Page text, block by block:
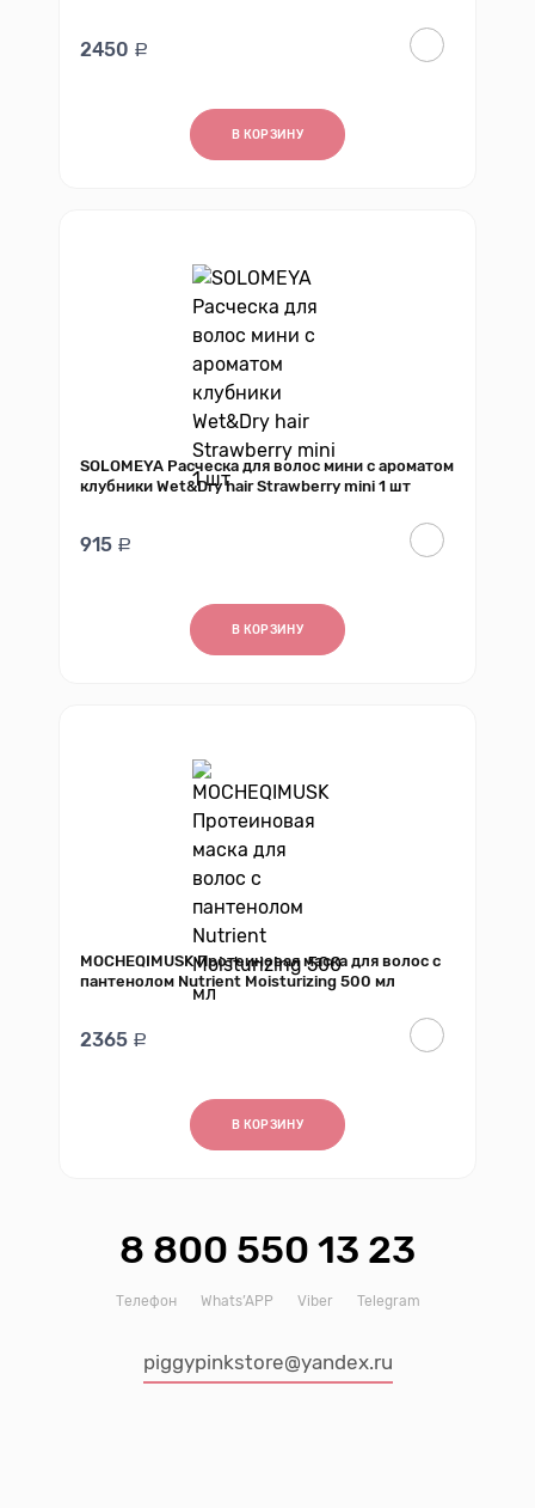
2450
В КОРЗИНУ
SOLOMEYA Расческа для волос мини с ароматом
клубники Wet&Dry hair Strawberry mini 1 шт
915
В КОРЗИНУ
MOCHEQIMUSK Протеиновая маска для волос с
пантенолом Nutrient Moisturizing 500 мл
2365
В КОРЗИНУ
8 800 550 13 23
Телефон Whats’APP Viber Telegram
piggypinkstore@yandex.ru